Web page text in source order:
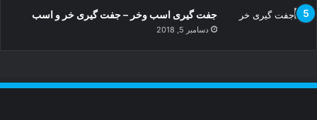
جفت گیری اسب وخر – جفت گیری خر و اسب
دسامبر 5, 2018